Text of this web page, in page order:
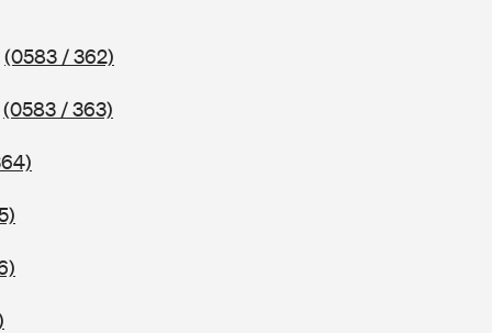
(0583 / 362)
(0583 / 363)